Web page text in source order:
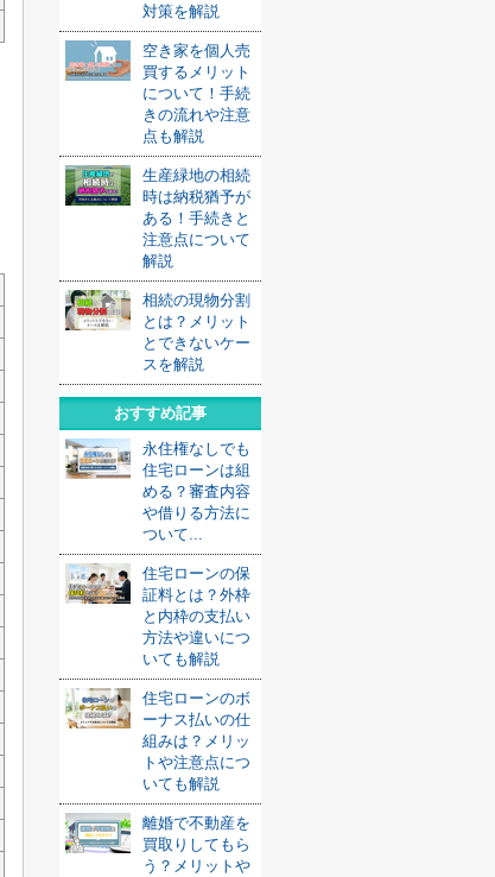
対策を解説
空き家を個人売
買するメリット
について！手続
きの流れや注意
点も解説
生産緑地の相続
時は納税猶予が
ある！手続きと
注意点について
解説
相続の現物分割
とは？メリット
とできないケー
スを解説
おすすめ記事
永住権なしでも
住宅ローンは組
める？審査内容
や借りる方法に
ついて...
住宅ローンの保
証料とは？外枠
と内枠の支払い
方法や違いにつ
いても解説
住宅ローンのボ
ーナス払いの仕
組みは？メリッ
トや注意点につ
いても解説
離婚で不動産を
買取りしてもら
う？メリットや